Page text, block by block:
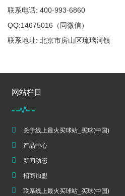
联系电话: 400-993-6860
QQ:14675016（同微信）
联系地址: 北京市房山区琉璃河镇
网站栏目
关于线上最火买球站_买球(中国)
产品中心
新闻动态
招商加盟
联系线上最火买球站_买球(中国)